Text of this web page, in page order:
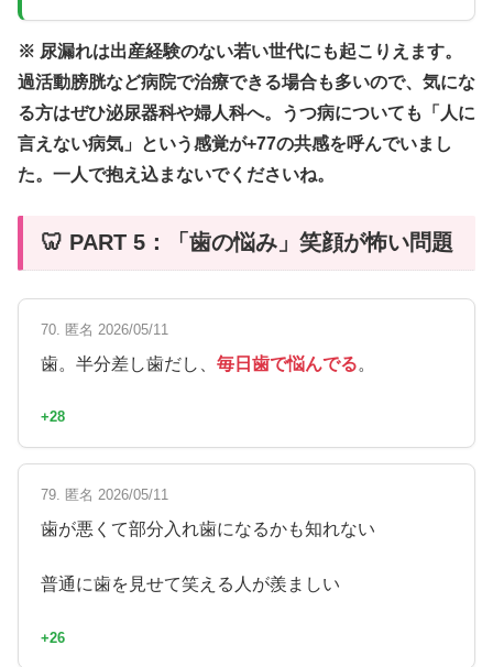
※ 尿漏れは出産経験のない若い世代にも起こりえます。
過活動膀胱など病院で治療できる場合も多いので、気にな
る方はぜひ泌尿器科や婦人科へ。うつ病についても「人に
言えない病気」という感覚が+77の共感を呼んでいまし
た。一人で抱え込まないでくださいね。
🦷 PART 5：「歯の悩み」笑顔が怖い問題
70. 匿名 2026/05/11
歯。半分差し歯だし、 毎日歯で悩んでる。
+28
79. 匿名 2026/05/11
歯が悪くて部分入れ歯になるかも知れない
普通に歯を見せて笑える人が羨ましい
+26